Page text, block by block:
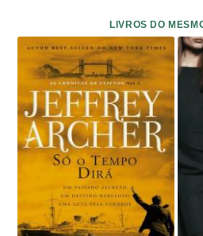
e primogênito de Adão e Eva, num
encontrar o rumo entre as armadilhas
los. A Caim, que leva a marca do
protegido das iniquidades do homem,
compactuar com o criador, a
julgamentos. Tal como o diabo de O
, o deus que o leitor encontra aqui
reinventar o Antigo Testamento,
principais protagonistas, dando a
tempo complexa e irônica, cujo tom
acentuar. A volta aos temas
o que há de moderno e
capacidade de tornar nova uma
rabo, revelando com mordacidade
dessas antigas lendas. Munido de
narra uma estranha guerra entre o
investiga a fundo as
LIVROS DO